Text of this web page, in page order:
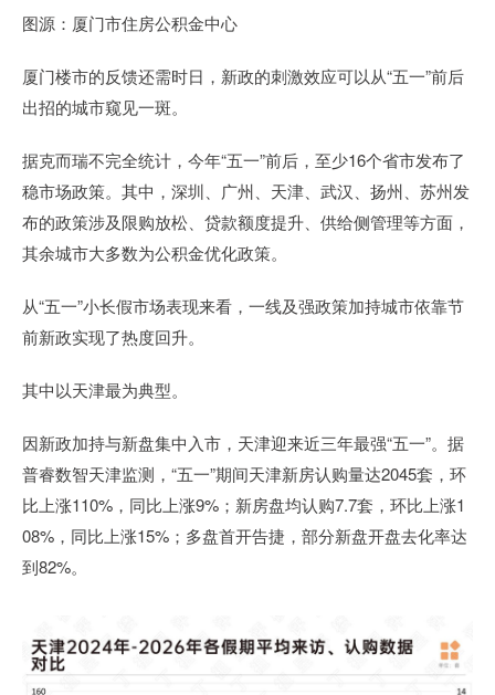
图源：厦门市住房公积金中心
厦门楼市的反馈还需时日，新政的刺激效应可以从“五一”前后
出招的城市窥见一斑。
据克而瑞不完全统计，今年“五一”前后，至少16个省市发布了
稳市场政策。其中，深圳、广州、天津、武汉、扬州、苏州发
布的政策涉及限购放松、贷款额度提升、供给侧管理等方面，
其余城市大多数为公积金优化政策。
从“五一”小长假市场表现来看，一线及强政策加持城市依靠节
前新政实现了热度回升。
其中以天津最为典型。
因新政加持与新盘集中入市，天津迎来近三年最强“五一”。据
普睿数智天津监测，“五一”期间天津新房认购量达2045套，环
比上涨110%，同比上涨9%；新房盘均认购7.7套，环比上涨1
08%，同比上涨15%；多盘首开告捷，部分新盘开盘去化率达
到82%。